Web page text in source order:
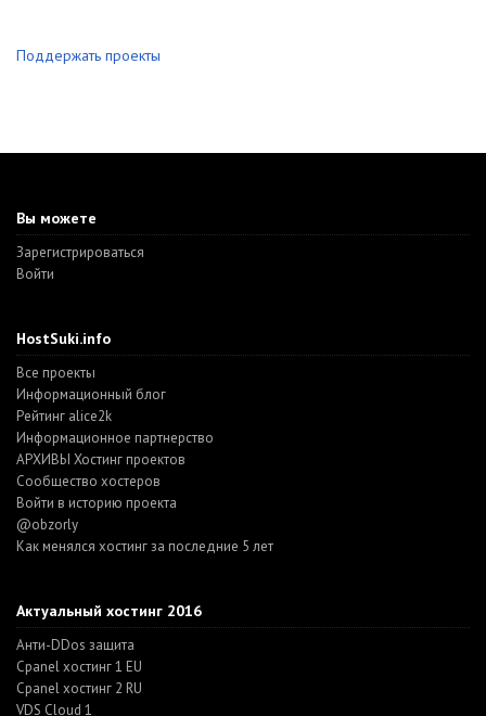
Поддержать проекты
Вы можете
Зарегистрироваться
Войти
HostSuki.info
Все проекты
Информационный блог
Рейтинг alice2k
Информационное партнерство
АРХИВЫ Хостинг проектов
Cообщество хостеров
Войти в историю проекта
@obzorly
Как менялся хостинг за последние 5 лет
Актуальный хостинг 2016
Анти-DDos защита
Cpanel хостинг 1 EU
Cpanel хостинг 2 RU
VDS Cloud 1